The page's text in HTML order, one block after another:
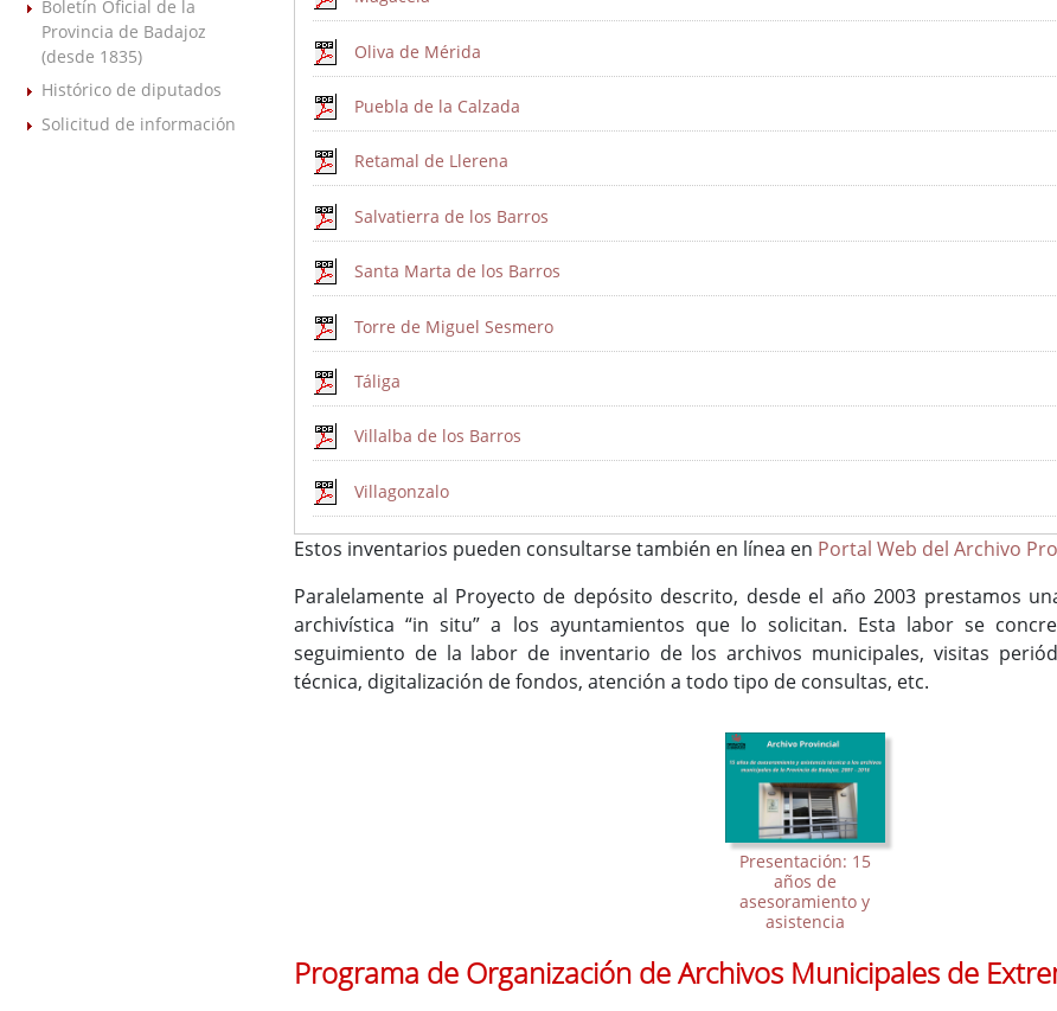
Boletín Oficial de la
Provincia de Badajoz
(desde 1835)
Histórico de diputados
Solicitud de información
Oliva de Mérida
Puebla de la Calzada
Retamal de Llerena
Salvatierra de los Barros
Santa Marta de los Barros
Torre de Miguel Sesmero
Táliga
Villalba de los Barros
Villagonzalo
Estos inventarios pueden consultarse también en línea en Portal Web del Archivo
Paralelamente al Proyecto de depósito descrito, desde el año 2003 prestamos
archivística “in situ” a los ayuntamientos que lo solicitan. Esta labor se
seguimiento de la labor de inventario de los archivos municipales, visitas
técnica, digitalización de fondos, atención a todo tipo de consultas, etc.
Presentación: 15
años de
asesoramiento y
asistencia
Programa de Organización de Archivos Municipales de